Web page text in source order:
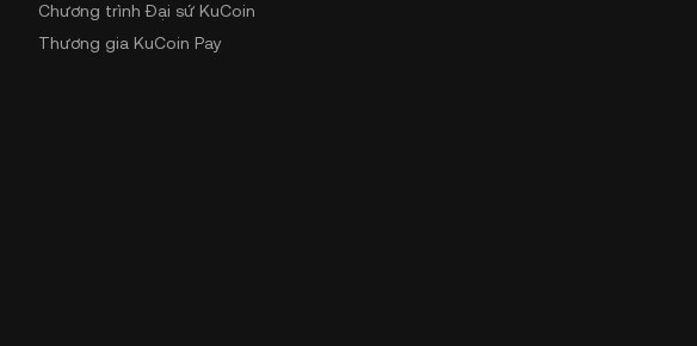
Chương trình Đại sứ KuCoin
Thương gia KuCoin Pay